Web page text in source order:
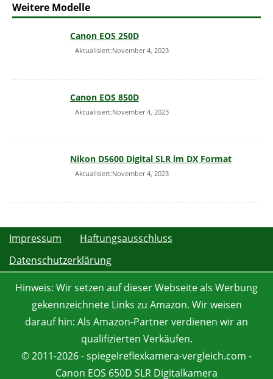
Weitere Modelle
Canon EOS 250D
Aktualisiert:November 4, 2023
Canon EOS 850D
Aktualisiert:November 4, 2023
Nikon D5600 Digital SLR im DX Format
Aktualisiert:November 4, 2023
Impressum
Haftungsausschluss
Datenschutzerklärung
Hinweis: Wir setzen auf dieser Webseite als Werbung
gekennzeichnete Links zu Amazon. Wir weisen
darauf hin: Als Amazon-Partner verdienen wir an
qualifizierten Verkäufen.
© 2011-2026 - spiegelreflexkamera-vergleich.com -
Canon EOS 650D SLR Digitalkamera